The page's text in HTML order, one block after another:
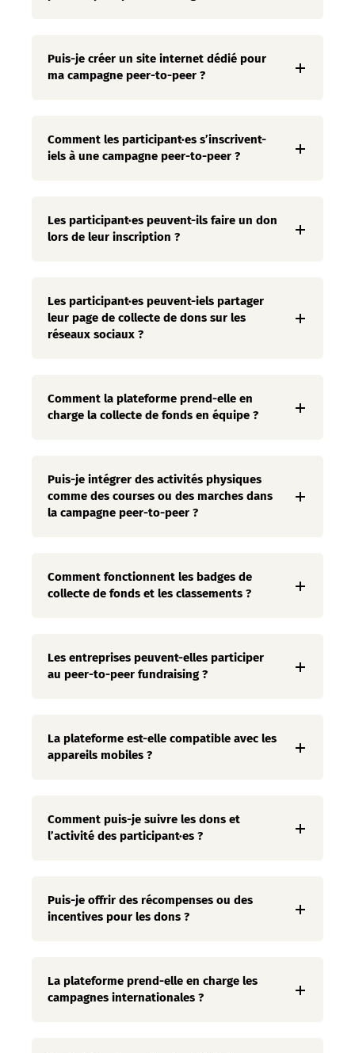
Puis-je créer un site internet dédié pour
ma campagne peer-to-peer ?
Comment les participant·es s’inscrivent-
iels à une campagne peer-to-peer ?
Les participant·es peuvent-ils faire un don
lors de leur inscription ?
Les participant·es peuvent-iels partager
leur page de collecte de dons sur les
réseaux sociaux ?
Comment la plateforme prend-elle en
charge la collecte de fonds en équipe ?
Puis-je intégrer des activités physiques
comme des courses ou des marches dans
la campagne peer-to-peer ?
Comment fonctionnent les badges de
collecte de fonds et les classements ?
Les entreprises peuvent-elles participer
au peer-to-peer fundraising ?
La plateforme est-elle compatible avec les
appareils mobiles ?
Comment puis-je suivre les dons et
l’activité des participant·es ?
Puis-je offrir des récompenses ou des
incentives pour les dons ?
La plateforme prend-elle en charge les
campagnes internationales ?